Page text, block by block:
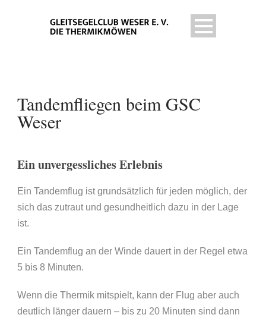
Tandemfliegen beim GSC
Weser
Ein unvergessliches Erlebnis
Ein Tandemflug ist grundsätzlich für jeden möglich, der
sich das zutraut und gesundheitlich dazu in der Lage
ist.
Ein Tandemflug an der Winde dauert in der Regel etwa
5 bis 8 Minuten.
Wenn die Thermik mitspielt, kann der Flug aber auch
deutlich länger dauern – bis zu 20 Minuten sind dann